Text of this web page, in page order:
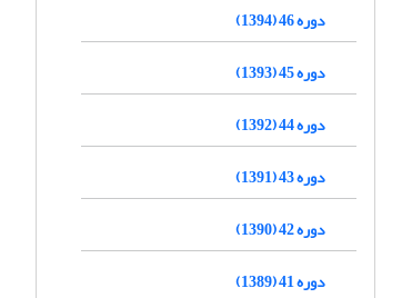
دوره 46 (1394)
دوره 45 (1393)
دوره 44 (1392)
دوره 43 (1391)
دوره 42 (1390)
دوره 41 (1389)